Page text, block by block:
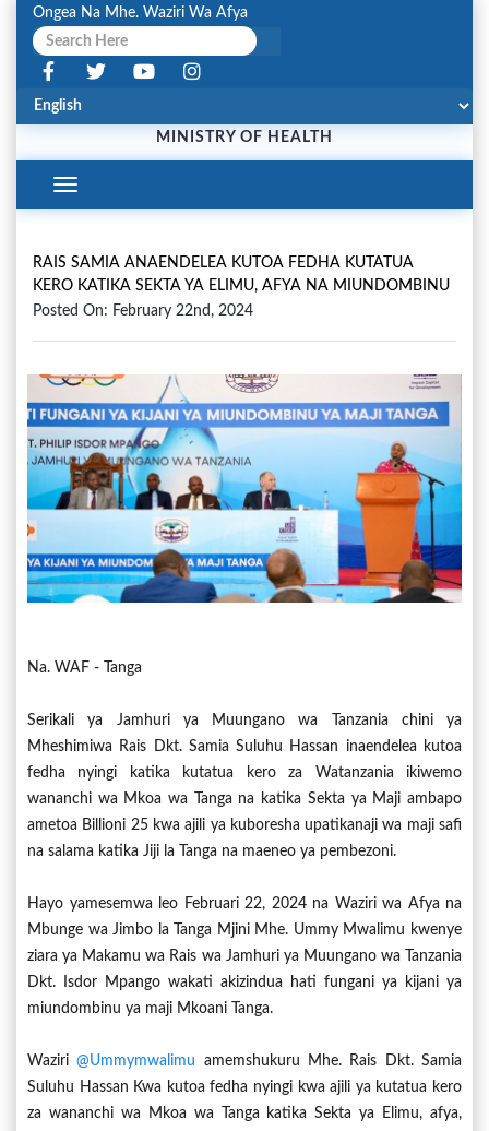
Ongea Na Mhe. Waziri Wa Afya
MINISTRY OF HEALTH
Toggle
Navigation
RAIS SAMIA ANAENDELEA KUTOA FEDHA KUTATUA
KERO KATIKA SEKTA YA ELIMU, AFYA NA MIUNDOMBINU
Posted On: February 22nd, 2024
Na. WAF - Tanga
Serikali ya Jamhuri ya Muungano wa Tanzania chini ya
Mheshimiwa Rais Dkt. Samia Suluhu Hassan inaendelea kutoa
fedha nyingi katika kutatua kero za Watanzania ikiwemo
wananchi wa Mkoa wa Tanga na katika Sekta ya Maji ambapo
ametoa Billioni 25 kwa ajili ya kuboresha upatikanaji wa maji safi
na salama katika Jiji la Tanga na maeneo ya pembezoni.
Hayo yamesemwa leo Februari 22, 2024 na Waziri wa Afya na
Mbunge wa Jimbo la Tanga Mjini Mhe. Ummy Mwalimu kwenye
ziara ya Makamu wa Rais wa Jamhuri ya Muungano wa Tanzania
Dkt. Isdor Mpango wakati akizindua hati fungani ya kijani ya
miundombinu ya maji Mkoani Tanga.
Waziri@ummymwalimu amemshukuru Mhe. Rais Dkt. Samia
Suluhu Hassan Kwa kutoa fedha nyingi kwa ajili ya kutatua kero
za wananchi wa Mkoa wa Tanga katika Sekta ya Elimu, afya,